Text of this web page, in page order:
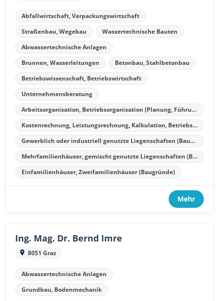
Abfallwirtschaft, Verpackungswirtschaft
Straßenbau, Wegebau
Wassertechnische Bauten
Abwassertechnische Anlagen
Brunnen, Wasserleitungen
Betonbau, Stahlbetonbau
Betriebswissenschaft, Betriebswirtschaft
Unternehmensberatung
Arbeitsorganisation, Betriebsorganisation (Planung, Führung, Ausbildung von Führungskräften)
Kostenrechnung, Leistungsrechnung, Kalkulation, Betriebsergebnisrechnung
Gewerblich oder industriell genutzte Liegenschaften (Baugründe)
Mehrfamilienhäuser, gemischt genutzte Liegenschaften (Baugründe, Wohnungseigentumsobjekte)
Einfamilienhäuser, Zweifamilienhäuser (Baugründe)
Mehr
Ing. Mag. Dr. Bernd Imre
8051 Graz
Abwassertechnische Anlagen
Grundbau, Bodenmechanik